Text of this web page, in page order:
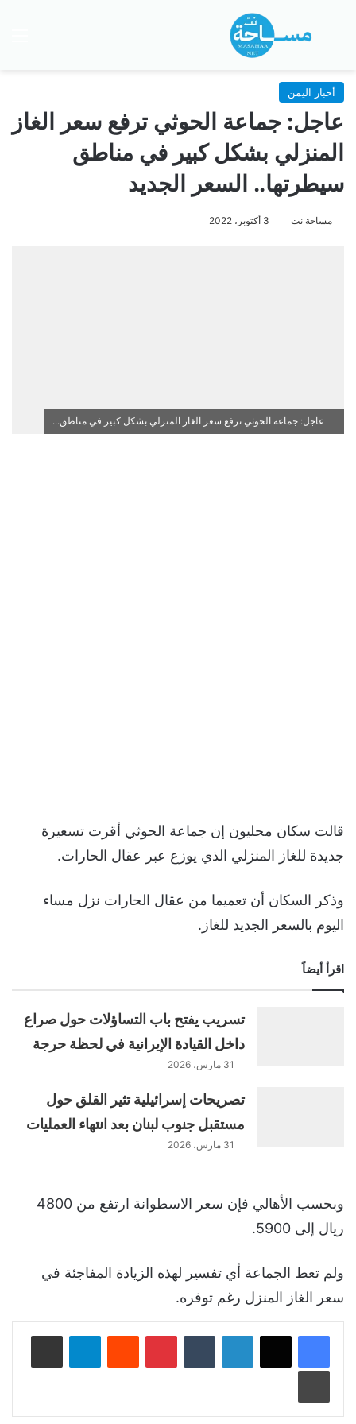
بحث عن
أخبار اليمن
عاجل: جماعة الحوثي ترفع سعر الغاز
المنزلي بشكل كبير في مناطق
سيطرتها.. السعر الجديد
مساحة نت 3 أكتوبر، 2022
عاجل: جماعة الحوثي ترفع سعر الغاز المنزلي بشكل كبير في مناطق...
قالت سكان محليون إن جماعة الحوثي أقرت تسعيرة
جديدة للغاز المنزلي الذي يوزع عبر عقال الحارات.
وذكر السكان أن تعميما من عقال الحارات نزل مساء
اليوم بالسعر الجديد للغاز.
اقرأ أيضاً
تسريب يفتح باب التساؤلات حول صراع
داخل القيادة الإيرانية في لحظة حرجة
31 مارس، 2026
تصريحات إسرائيلية تثير القلق حول
مستقبل جنوب لبنان بعد انتهاء العمليات
31 مارس، 2026
وبحسب الأهالي فإن سعر الاسطوانة ارتفع من 4800
ريال إلى 5900.
ولم تعط الجماعة أي تفسير لهذه الزيادة المفاجئة في
سعر الغاز المنزل رغم توفره.
لينكدإن بينتيريست